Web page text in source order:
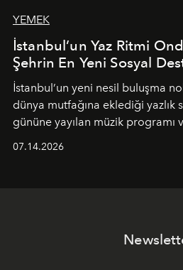
YEMEK
İstanbul’un Yaz Ritmi
Şehrin En Yeni Sosyal
İstanbul’un yeni nesil buluşma
dünya mutfağına eklediği yazlık
gününe yayılan müzik programı
07.14.2026